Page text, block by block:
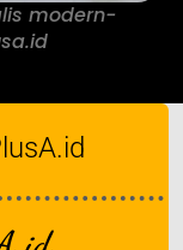
modern-